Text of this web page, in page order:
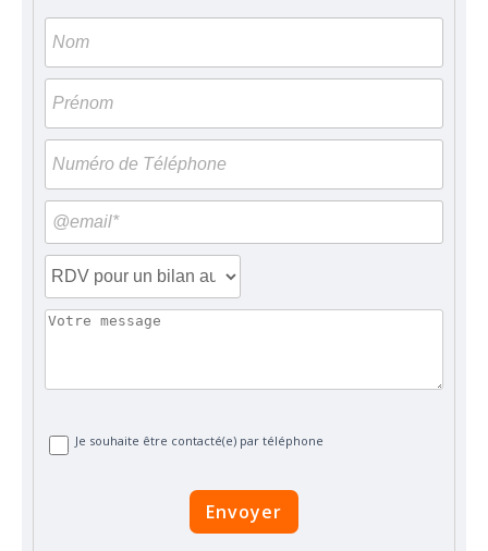
Je souhaite être contacté(e) par téléphone
Envoyer